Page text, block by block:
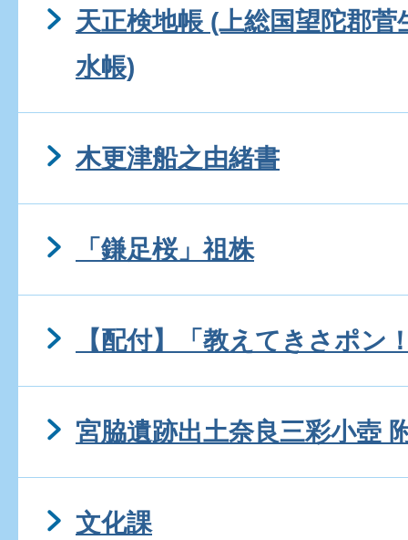
天正検地帳 (上総国望陀郡
水帳)
木更津船之由緒書
「鎌足桜」祖株
【配付】「教えてきさポン
宮脇遺跡出土奈良三彩小壺
文化課